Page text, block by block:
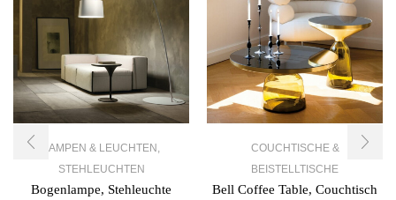
LAMPEN & LEUCHTEN
STEHLEUCHTEN
Bogenlampe, Stehleuchte
COUCHTISCHE &
BEISTELLTISCHE
Bell Coffee Table, Couchtisch